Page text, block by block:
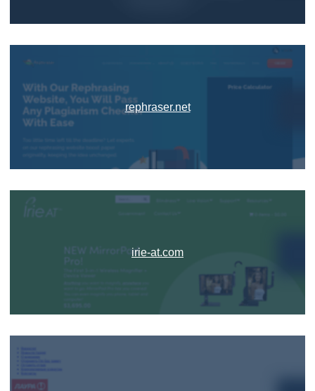
rephraser.net
irie-at.com